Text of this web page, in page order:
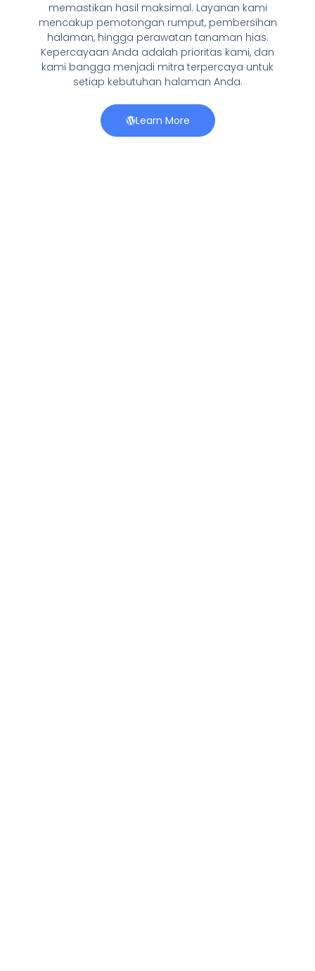
memastikan hasil maksimal. Layanan kami
mencakup pemotongan rumput, pembersihan
halaman, hingga perawatan tanaman hias.
Kepercayaan Anda adalah prioritas kami, dan
kami bangga menjadi mitra terpercaya untuk
setiap kebutuhan halaman Anda.
Learn More